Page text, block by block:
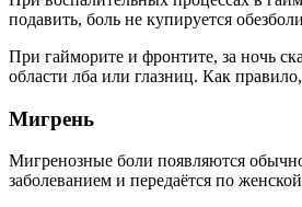
подавить, боль не купируется
При гайморите и фронтите, за ночь
области лба или глазниц. Как
Мигрень
Мигренозные боли появляются
заболеванием и передаётся по